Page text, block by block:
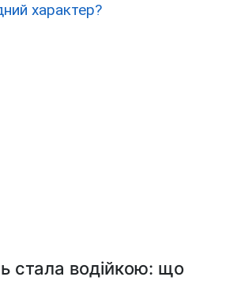
характер?
стала водійкою: що